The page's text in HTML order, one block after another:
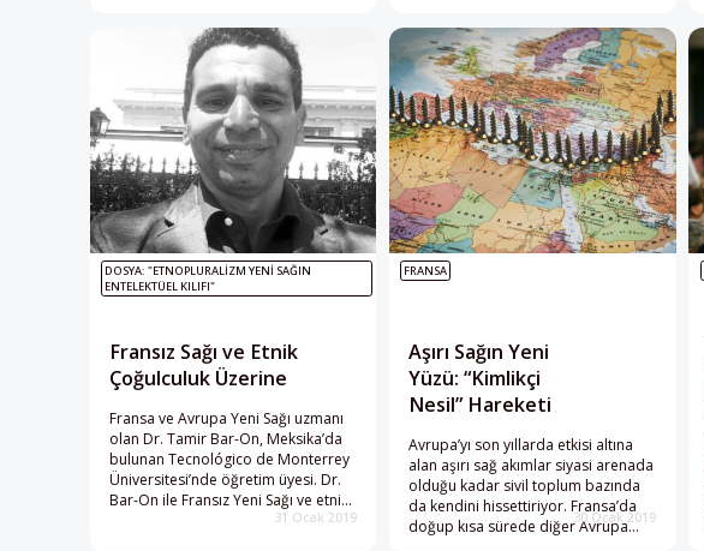
DOSYA: "ETNOPLURALIZM YENI SAĞIN
ENTELEKTÜEL KILIFI"
Fransız Sağı ve Etnik
Çoğulculuk Üzerine
Fransa ve Avrupa Yeni Sağı uzmanı
olan Dr. Tamir Bar-On, Meksika’da
bulunan Tecnológico de Monterrey
Üniversitesi’nde öğretim üyesi. Dr.
Bar-On ile Fransız Yeni Sağı ve etnik
çoğulculuk ideolojisi üzerine31 Ocak 2019
FRANSA
Aşırı Sağın Yeni
Yüzü: “Kimlikçi
Nesil” Hareketi
Avrupa’yı son yıllarda etkisi altına
alan aşırı sağ akımlar siyasi arenada
olduğu kadar sivil toplum bazında
da kendini hissettiriyor. Fransa’da
doğup kısa sürede diğer Avrupa
30 Ocak 2019